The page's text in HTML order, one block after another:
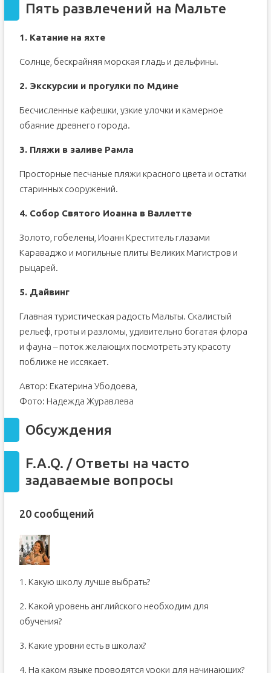
Пять развлечений на Мальте
1. Катание на яхте
Солнце, бескрайняя морская гладь и дельфины.
2. Экскурсии и прогулки по Мдине
Бесчисленные кафешки, узкие улочки и камерное
обаяние древнего города.
3. Пляжи в заливе Рамла
Просторные песчаные пляжи красного цвета и остатки
старинных сооружений.
4. Собор Святого Иоанна в Валлетте
Золото, гобелены, Иоанн Креститель глазами
Караваджо и могильные плиты Великих Магистров и
рыцарей.
5. Дайвинг
Главная туристическая радость Мальты. Скалистый
рельеф, гроты и разломы, удивительно богатая флора
и фауна – поток желающих посмотреть эту красоту
поближе не иссякает.
Автор: Екатерина Убодоева,
Фото: Надежда Журавлева
Обсуждения
F.A.Q. / Ответы на часто
задаваемые вопросы
20 сообщений
1. Какую школу лучше выбрать?
2. Какой уровень английского необходим для
обучения?
3. Какие уровни есть в школах?
4. На каком языке проводятся уроки для начинающих?